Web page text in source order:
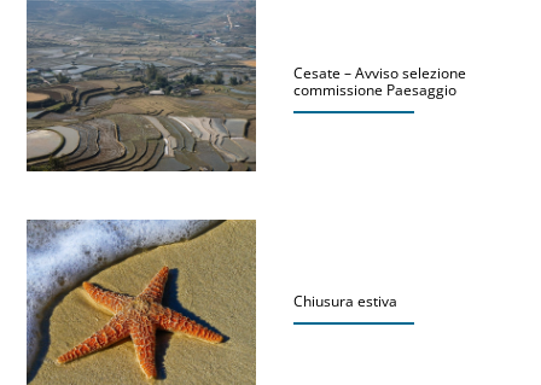
Cesate – Avviso selezione
commissione Paesaggio
Chiusura estiva